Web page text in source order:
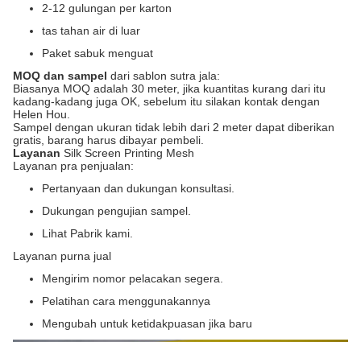
2-12 gulungan per karton
tas tahan air di luar
Paket sabuk menguat
MOQ dan sampel dari sablon sutra jala:
Biasanya MOQ adalah 30 meter, jika kuantitas kurang dari itu
kadang-kadang juga OK, sebelum itu silakan kontak dengan
Helen Hou.
Sampel dengan ukuran tidak lebih dari 2 meter dapat diberikan
gratis, barang harus dibayar pembeli.
Layanan Silk Screen Printing Mesh
Layanan pra penjualan:
Pertanyaan dan dukungan konsultasi.
Dukungan pengujian sampel.
Lihat Pabrik kami.
Layanan purna jual
Mengirim nomor pelacakan segera.
Pelatihan cara menggunakannya
Mengubah untuk ketidakpuasan jika baru